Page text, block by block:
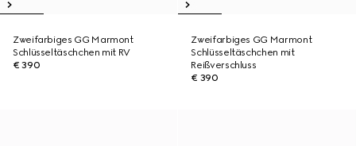
Zweifarbiges GG Marmont
Schlüsseltäschchen mit RV
€ 390
Zweifarbiges GG Marmont
Schlüsseltäschchen mit
Reißverschluss
€ 390